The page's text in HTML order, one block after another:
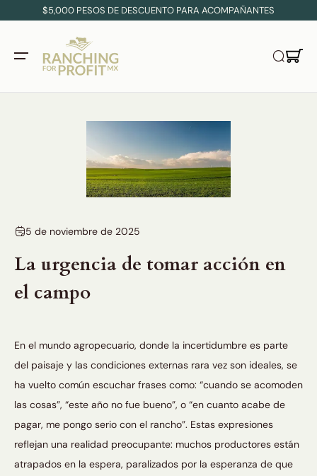
$5,000 PESOS DE DESCUENTO PARA ACOMPAÑANTES
5 de noviembre de 2025
La urgencia de tomar acción en
el campo
En el mundo agropecuario, donde la incertidumbre es parte
del paisaje y las condiciones externas rara vez son ideales, se
ha vuelto común escuchar frases como: “cuando se acomoden
las cosas”, “este año no fue bueno”, o “en cuanto acabe de
pagar, me pongo serio con el rancho”. Estas expresiones
reflejan una realidad preocupante: muchos productores están
atrapados en la espera, paralizados por la esperanza de que